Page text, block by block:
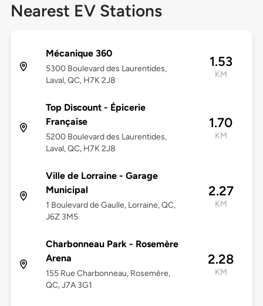
Nearest EV Stations
Mécanique 360
5300 Boulevard des Laurentides,
Laval, QC, H7K 2J8
1.53
KM
Top Discount - Épicerie
Française
5200 Boulevard des Laurentides,
Laval, QC, H7K 2J8
1.70
KM
Ville de Lorraine - Garage
Municipal
1 Boulevard de Gaulle, Lorraine, QC,
J6Z 3M5
2.27
KM
Charbonneau Park - Rosemère
Arena
155 Rue Charbonneau, Rosemère,
QC, J7A 3G1
2.28
KM